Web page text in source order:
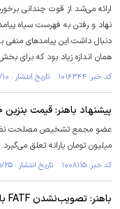
ارائه می‌شد از قوت چندانی
نهاد و رفتن به فهرست سیاه
دنبال داشت.این پیامدهای
همان اندازه زیاد بود که برای
کد خبر: ۱۰۱۶۳۴۴ تاریخ انتشار : ۱۴۰۴/۰۷/۱۰
پیشنهاد باهنر: قیمت بنزین ۷۰ هزار تومان، یارانه ۷ میلیون تومان!
میلیون تومان یارانه تعلق می‌گیرد.
کد خبر: ۱۰۰۸۱۱۵ تاریخ انتشار : ۱۴۰۴/۰۵/۲۵
باهنر: تصویب‌نشدن FATF بار سنگین‌تری روی تحریم‌هاست